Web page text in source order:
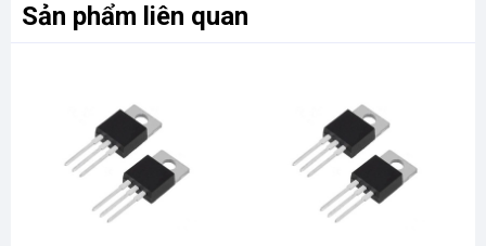
Sản phẩm liên quan